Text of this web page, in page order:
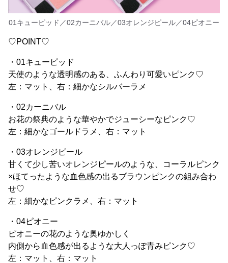
01キューピッド／02カーニバル／03オレンジピール／04ピオニー
♡POINT♡
・01キューピッド
天使のような透明感のある、ふんわり可愛いピンク♡
左：マット、右：細かなシルバーラメ
・02カーニバル
お花の祭典のような華やかでジューシーなピンク♡
左：細かなゴールドラメ、右：マット
・03オレンジピール
甘くて少し苦いオレンジピールのような、コーラルピンク
×ほてったような血色感の出るブラウンピンクの組み合わ
せ♡
左：細かなピンクラメ、右：マット
・04ピオニー
ピオニーの花のような奥ゆかしく
内側から血色感が出るような大人っぽ青みピンク♡
左：マット、右：マット